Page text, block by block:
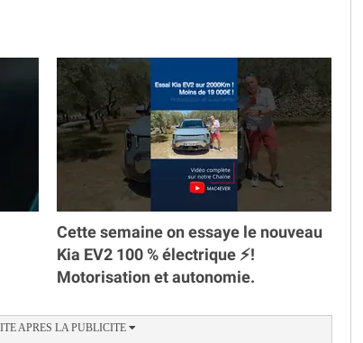
Cette semaine on essaye le nouveau
Kia EV2 100 % électrique ⚡️!
Motorisation et autonomie.